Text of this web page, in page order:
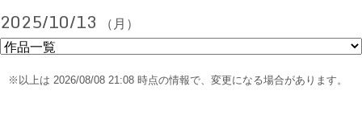
2025/10/13 （月）
※以上は 2026/08/08 21:08 時点の情報で、変更になる場合があります。